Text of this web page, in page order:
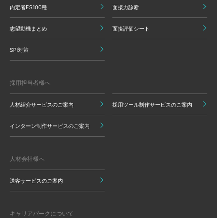
内定者ES100種 面接力診断
志望動機まとめ 面接評価シート
SPI対策
採用担当者様へ
人材紹介サービスのご案内 採用ツール制作サービスのご案内
インターン制作サービスのご案内
人材会社様へ
送客サービスのご案内
キャリアパークについて